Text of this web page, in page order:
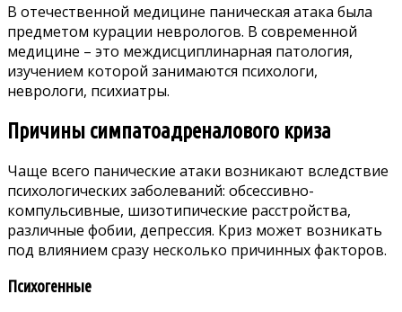
В отечественной медицине паническая атака была
предметом курации неврологов. В современной
медицине – это междисциплинарная патология,
изучением которой занимаются психологи,
неврологи, психиатры.
Причины симпатоадреналового криза
Чаще всего панические атаки возникают вследствие
психологических заболеваний: обсессивно-
компульсивные, шизотипические расстройства,
различные фобии, депрессия. Криз может возникать
под влиянием сразу несколько причинных факторов.
Психогенные